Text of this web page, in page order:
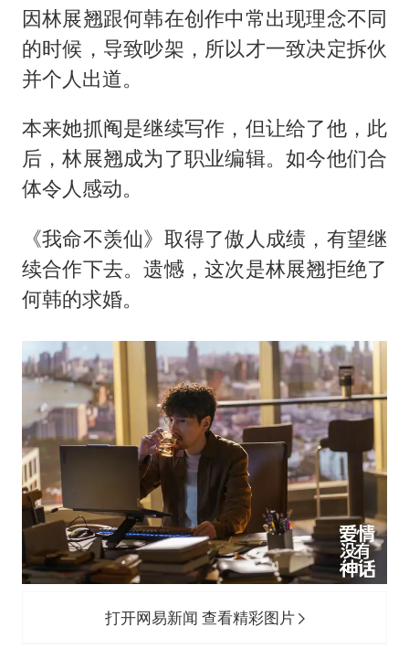
因林展翘跟何韩在创作中常出现理念不同
的时候，导致吵架，所以才一致决定拆伙
并个人出道。
本来她抓阄是继续写作，但让给了他，此
后，林展翘成为了职业编辑。如今他们合
体令人感动。
《我命不羡仙》取得了傲人成绩，有望继
续合作下去。遗憾，这次是林展翘拒绝了
何韩的求婚。
打开网易新闻 查看精彩图片